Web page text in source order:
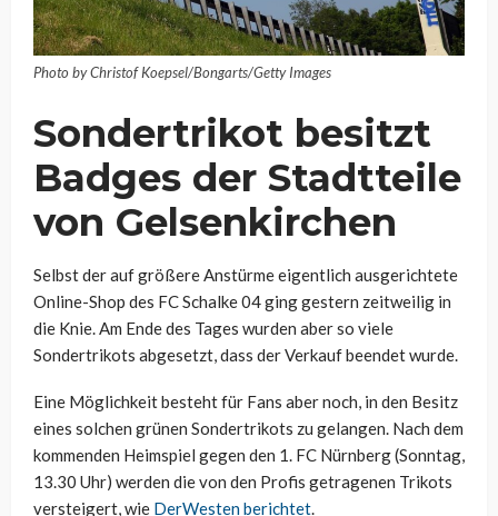
Photo by Christof Koepsel/Bongarts/Getty Images
Sondertrikot besitzt
Badges der Stadtteile
von Gelsenkirchen
Selbst der auf größere Anstürme eigentlich ausgerichtete
Online-Shop des FC Schalke 04 ging gestern zeitweilig in
die Knie. Am Ende des Tages wurden aber so viele
Sondertrikots abgesetzt, dass der Verkauf beendet wurde.
Eine Möglichkeit besteht für Fans aber noch, in den Besitz
eines solchen grünen Sondertrikots zu gelangen. Nach dem
kommenden Heimspiel gegen den 1. FC Nürnberg (Sonntag,
13.30 Uhr) werden die von den Profis getragenen Trikots
versteigert, wie DerWesten berichtet.